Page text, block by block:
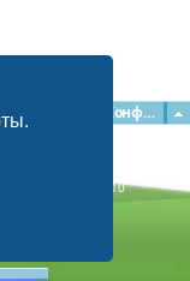
Конфиденциальность
Наша команда
Off |
Queries: 10